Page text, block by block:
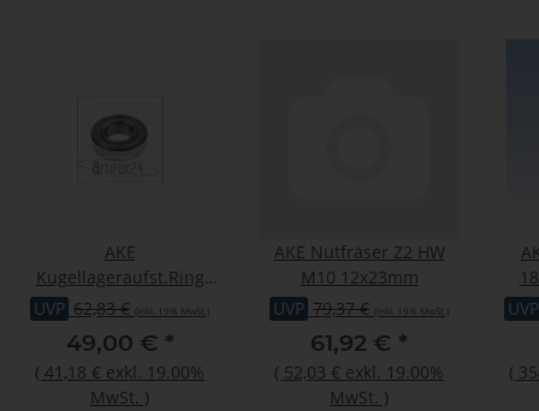
AKE
Kugellageraufst.Ring
Typ A D125
UVP 62,83 € (inkl. 19% MwSt.)
49,00 € *
( 41,18 € exkl. 19.00%
MwSt. )
AKE Nutfräser Z2 HW
M10 12x23mm
UVP 79,37 € (inkl. 19% MwSt.)
61,92 € *
( 52,03 € exkl. 19.00%
MwSt. )
UVP
(